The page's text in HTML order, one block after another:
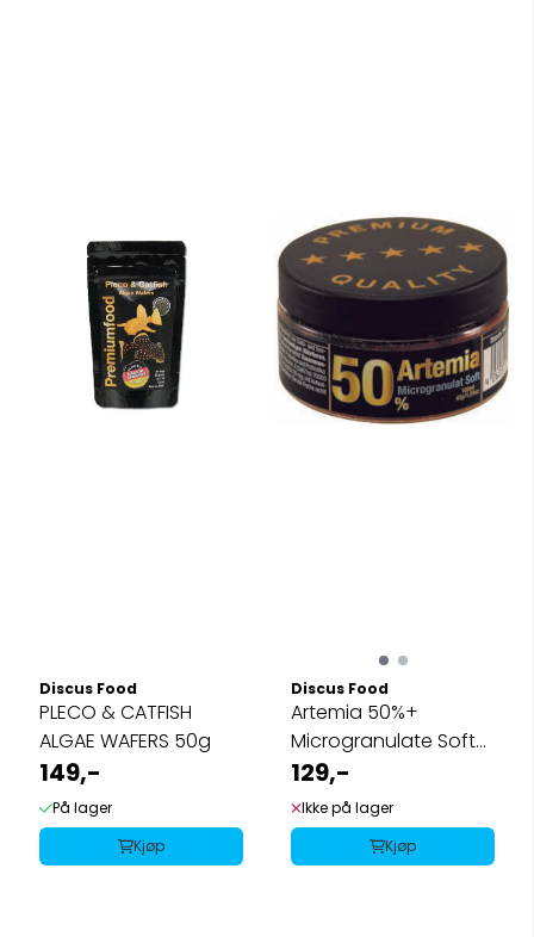
Discus Food
PLECO & CATFISH
ALGAE WAFERS 50g
149,-
På lager
Kjøp
Discus Food
Artemia 50%+
Microgranulate Soft
45g
129,-
Ikke på lager
Kjøp